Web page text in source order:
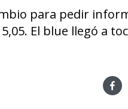
para pedir
El blue llegó a